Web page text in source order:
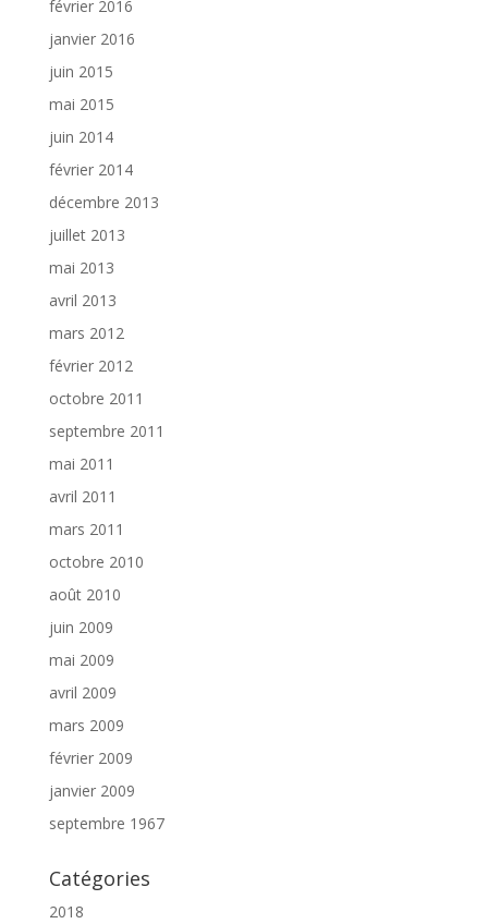
février 2016
janvier 2016
juin 2015
mai 2015
juin 2014
février 2014
décembre 2013
juillet 2013
mai 2013
avril 2013
mars 2012
février 2012
octobre 2011
septembre 2011
mai 2011
avril 2011
mars 2011
octobre 2010
août 2010
juin 2009
mai 2009
avril 2009
mars 2009
février 2009
janvier 2009
septembre 1967
Catégories
2018